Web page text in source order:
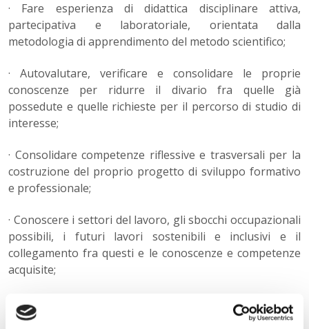
· Fare esperienza di didattica disciplinare attiva,
partecipativa e laboratoriale, orientata dalla
metodologia di apprendimento del metodo scientifico;
· Autovalutare, verificare e consolidare le proprie
conoscenze per ridurre il divario fra quelle già
possedute e quelle richieste per il percorso di studio di
interesse;
· Consolidare competenze riflessive e trasversali per la
costruzione del proprio progetto di sviluppo formativo
e professionale;
· Conoscere i settori del lavoro, gli sbocchi occupazionali
possibili, i futuri lavori sostenibili e inclusivi e il
collegamento fra questi e le conoscenze e competenze
acquisite;
· Sensibilizzare verso l’ambito dei percorsi PCTO (ex
Alternanza Scuola Lavoro) e di Orientamento in Uscita.